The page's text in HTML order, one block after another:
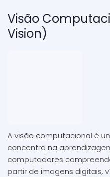
Visão
Vision)
A visão computacional é
concentra na
computadores
partir de imagens digitais,